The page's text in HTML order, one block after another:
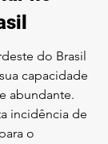
do Brasil
capacidade
abundante.
incidência de
o